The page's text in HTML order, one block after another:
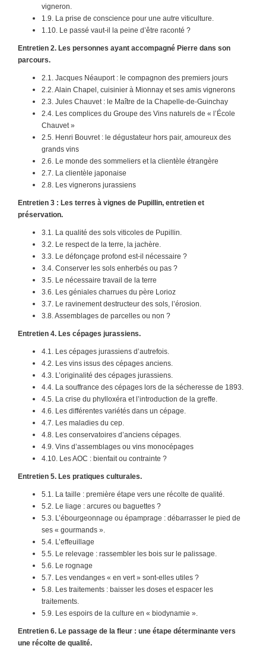
vigneron.
1.9. La prise de conscience pour une autre viticulture.
1.10. Le passé vaut-il la peine d’être raconté ?
Entretien 2. Les personnes ayant accompagné Pierre dans son
parcours.
2.1. Jacques Néauport : le compagnon des premiers jours
2.2. Alain Chapel, cuisinier à Mionnay et ses amis vignerons
2.3. Jules Chauvet : le Maître de la Chapelle-de-Guinchay
2.4. Les complices du Groupe des Vins naturels de « l’École
Chauvet »
2.5. Henri Bouvret : le dégustateur hors pair, amoureux des
grands vins
2.6. Le monde des sommeliers et la clientèle étrangère
2.7. La clientèle japonaise
2.8. Les vignerons jurassiens
Entretien 3 : Les terres à vignes de Pupillin, entretien et
préservation.
3.1. La qualité des sols viticoles de Pupillin.
3.2. Le respect de la terre, la jachère.
3.3. Le défonçage profond est-il nécessaire ?
3.4. Conserver les sols enherbés ou pas ?
3.5. Le nécessaire travail de la terre
3.6. Les géniales charrues du père Lorioz
3.7. Le ravinement destructeur des sols, l’érosion.
3.8. Assemblages de parcelles ou non ?
Entretien 4. Les cépages jurassiens.
4.1. Les cépages jurassiens d’autrefois.
4.2. Les vins issus des cépages anciens.
4.3. L’originalité des cépages jurassiens.
4.4. La souffrance des cépages lors de la sécheresse de 1893.
4.5. La crise du phylloxéra et l’introduction de la greffe.
4.6. Les différentes variétés dans un cépage.
4.7. Les maladies du cep.
4.8. Les conservatoires d’anciens cépages.
4.9. Vins d’assemblages ou vins monocépages
4.10. Les AOC : bienfait ou contrainte ?
Entretien 5. Les pratiques culturales.
5.1. La taille : première étape vers une récolte de qualité.
5.2. Le liage : arcures ou baguettes ?
5.3. L’ébourgeonnage ou épamprage : débarrasser le pied de
ses « gourmands ».
5.4. L’effeuillage
5.5. Le relevage : rassembler les bois sur le palissage.
5.6. Le rognage
5.7. Les vendanges « en vert » sont-elles utiles ?
5.8. Les traitements : baisser les doses et espacer les
traitements.
5.9. Les espoirs de la culture en « biodynamie ».
Entretien 6. Le passage de la fleur : une étape déterminante vers
une récolte de qualité.